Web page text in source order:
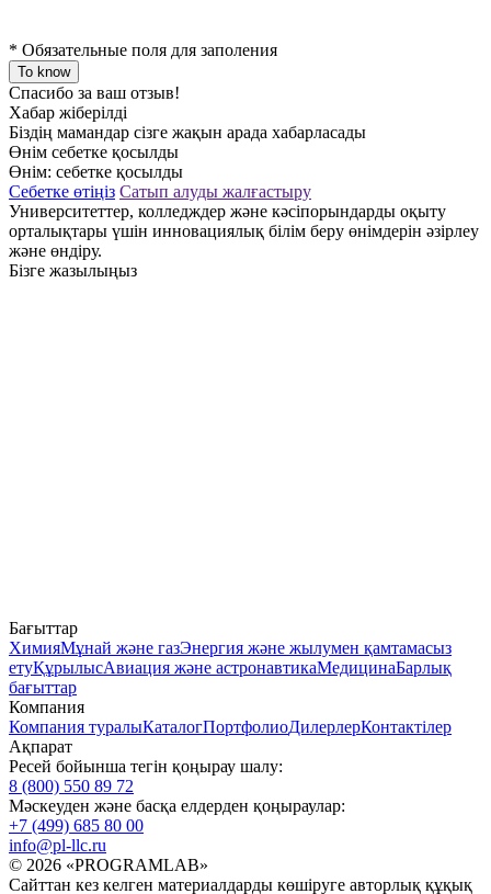
* Обязательные поля для заполения
To know
Спасибо за ваш отзыв!
Хабар жіберілді
Біздің мамандар сізге жақын арада хабарласады
Өнім себетке қосылды
Өнім: себетке қосылды
Себетке өтіңіз Сатып алуды жалғастыру
Университеттер, колледждер және кәсіпорындарды оқыту
орталықтары үшін инновациялық білім беру өнімдерін әзірлеу
және өндіру.
Бізге жазылыңыз
Бағыттар
ХимияМұнай және газЭнергия және жылумен қамтамасыз
етуҚұрылысАвиация және астронавтикаМедицинаБарлық
бағыттар
Компания
Компания туралыКаталогПортфолиоДилерлерКонтактілер
Ақпарат
Ресей бойынша тегін қоңырау шалу:
8 (800) 550 89 72
Мәскеуден және басқа елдерден қоңыраулар:
+7 (499) 685 80 00
info@pl-llc.ru
© 2026 «PROGRAMLAB»
Сайттан кез келген материалдарды көшіруге авторлық құқық